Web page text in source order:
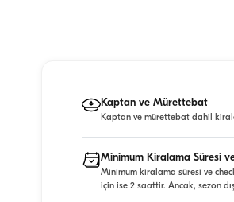
Kaptan ve Mürettebat
Kaptan ve mürettebat dahil
Minimum Kiralama Süresi
Minimum kiralama süresi ve
için ise 2 saattir. Ancak, sezon